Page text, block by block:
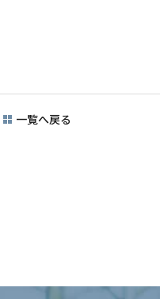
一覧へ戻る